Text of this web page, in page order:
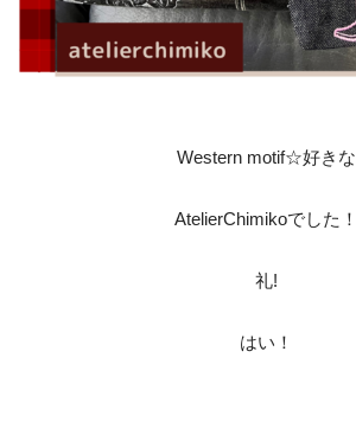
Western motif☆好きな
AtelierChimikoでした！
‎礼!‎
はい！